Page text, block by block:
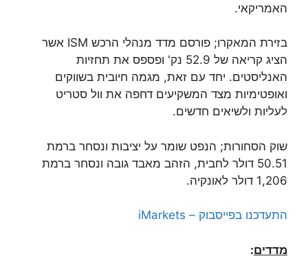
האמריקאי.
בזירת המאקרו; פורסם מדד מנהלי הרכש ISM אשר
הציג קריאה של 52.9 נק' ופספס את תחזיות
האנליסטים. יחד עם זאת, מגמה חיובית בשווקים
ואופטימיות מצד המשקיעים דחפה את וול סטריט
לעליות ולשיאים חדשים.
שוק הסחורות; הנפט שומר על יציבות ונסחר ברמת
50.51 דולר לחבית, הזהב מאבד גובה ונסחר ברמת
1,206 דולר לאונקיה.
התעדכנו בפייסבוק – iMarkets
מדדים: